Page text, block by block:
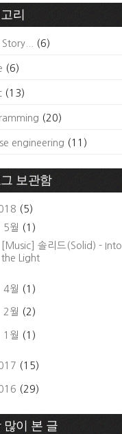
리
Story... (6)
(6)
(13)
(20)
engineering (11)
보관함
(5)
5월 (1)
[Music] 솔리드(Solid) - Into
the Light
4월 (1)
2월 (2)
1월 (1)
(15)
(29)
많이 본 글